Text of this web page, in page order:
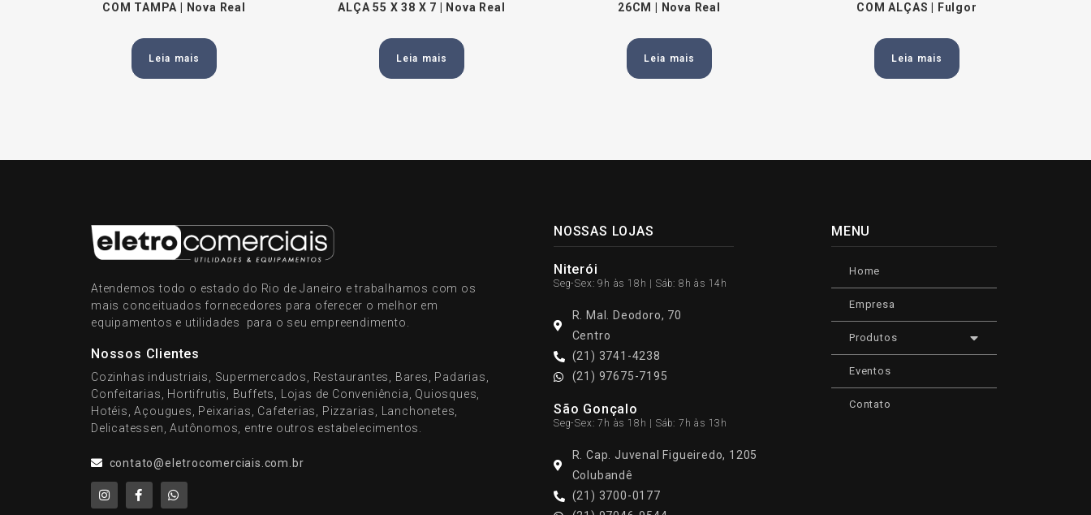
COM TAMPA | Nova Real
Leia mais
ALÇA 55 X 38 X 7 | Nova Real
Leia mais
26CM | Nova Real
Leia mais
COM ALÇAS | Fulgor
Leia mais
Atendemos todo o estado do Rio de Janeiro e trabalhamos com os
mais conceituados fornecedores para oferecer o melhor em
equipamentos e utilidades para o seu empreendimento.
Nossos Clientes
Cozinhas industriais, Supermercados, Restaurantes, Bares, Padarias,
Confeitarias, Hortifrutis, Buffets, Lojas de Conveniência, Quiosques,
Hotéis, Açougues, Peixarias, Cafeterias, Pizzarias, Lanchonetes,
Delicatessen, Autônomos, entre outros estabelecimentos.
contato@eletrocomerciais.com.br
NOSSAS LOJAS
Niterói
Seg-Sex: 9h às 18h | Sáb: 8h às 14h
R. Mal. Deodoro, 70
Centro
(21) 3741-4238
(21) 97675-7195
São Gonçalo
Seg-Sex: 7h às 18h | Sáb: 7h às 13h
R. Cap. Juvenal Figueiredo, 1205
Colubandê
(21) 3700-0177
MENU
Home
Empresa
Produtos
Eventos
Contato